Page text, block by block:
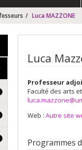
Luca MAZZONE
Luca
Professeur
Faculté des arts
Web : Autre site
Programmes